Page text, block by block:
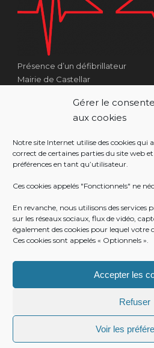
Gérer le
aux cookies
Notre site Internet utilise des cookies qui
correct de certaines parties du site web
préférences en tant qu’utilisateur.
Ces cookies appelés "Fonctionnels" ne
En revanche, nous utilisons des services
sur les réseaux sociaux, flux de vidéo,
également des cookies pour lequel votre
Ces cookies sont appelés « Optionnels ».
Accepter les
Refuser
Voir les
Présence d’un défibrillateur
Mairie de Castellar
Côté Escalier Rue Sarrail
06500 Castellar
RÉALISATION